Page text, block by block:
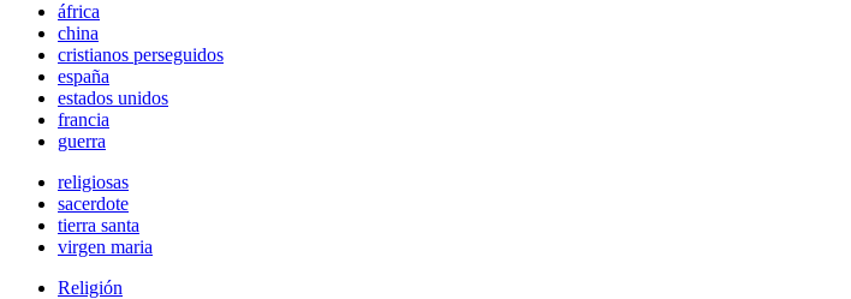
áfrica
china
cristianos perseguidos
españa
estados unidos
francia
guerra
religiosas
sacerdote
tierra santa
virgen maria
Religión